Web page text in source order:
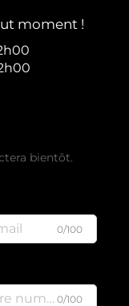
moment !
bientôt.
0/100
0/100